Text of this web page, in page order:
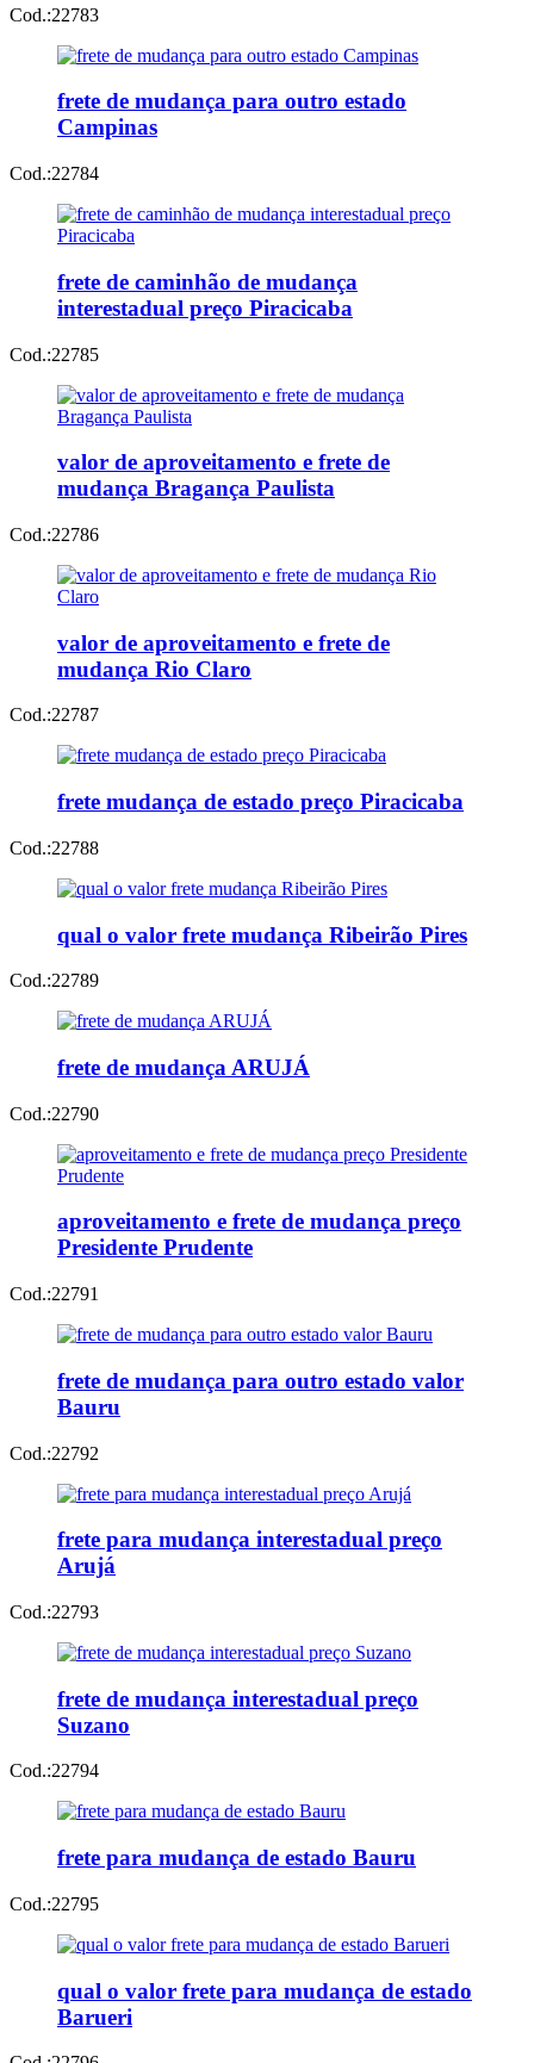
Cod.:22783
frete de mudança para outro estado
Campinas
Cod.:22784
frete de caminhão de mudança
interestadual preço Piracicaba
Cod.:22785
valor de aproveitamento e frete de
mudança Bragança Paulista
Cod.:22786
valor de aproveitamento e frete de
mudança Rio Claro
Cod.:22787
frete mudança de estado preço Piracicaba
Cod.:22788
qual o valor frete mudança Ribeirão Pires
Cod.:22789
frete de mudança ARUJÁ
Cod.:22790
aproveitamento e frete de mudança preço
Presidente Prudente
Cod.:22791
frete de mudança para outro estado valor
Bauru
Cod.:22792
frete para mudança interestadual preço
Arujá
Cod.:22793
frete de mudança interestadual preço
Suzano
Cod.:22794
frete para mudança de estado Bauru
Cod.:22795
qual o valor frete para mudança de estado
Barueri